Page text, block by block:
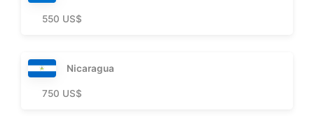
550 US$
Nicaragua
750 US$